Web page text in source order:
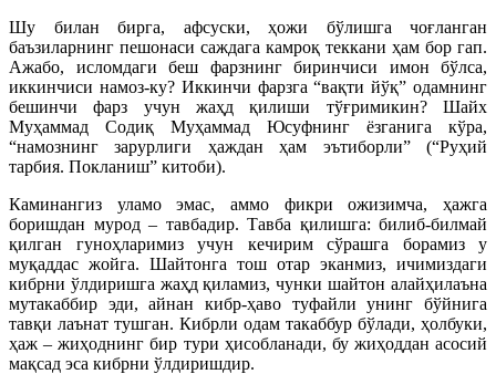
Шу билан бирга, афсуски, ҳожи бўлишга чоғланган
баъзиларнинг пешонаси саждага камроқ теккани ҳам бор гап.
Ажабо, исломдаги беш фарзнинг биринчиси имон бўлса,
иккинчиси намоз-ку? Иккинчи фарзга “вақти йўқ” одамнинг
бешинчи фарз учун жаҳд қилиши тўғримикин? Шайх
Муҳаммад Содиқ Муҳаммад Юсуфнинг ёзганига кўра,
“намознинг зарурлиги ҳаждан ҳам эътиборли” (“Руҳий
тарбия. Покланиш” китоби).
Каминангиз уламо эмас, аммо фикри ожизимча, ҳажга
боришдан мурод – тавбадир. Тавба қилишга: билиб-билмай
қилган гуноҳларимиз учун кечирим сўрашга борамиз у
муқаддас жойга. Шайтонга тош отар эканмиз, ичимиздаги
кибрни ўлдиришга жаҳд қиламиз, чунки шайтон алайҳилаъна
мутакаббир эди, айнан кибр-ҳаво туфайли унинг бўйнига
тавқи лаънат тушган. Кибрли одам такаббур бўлади, ҳолбуки,
ҳаж – жиҳоднинг бир тури ҳисобланади, бу жиҳоддан асосий
мақсад эса кибрни ўлдиришдир.